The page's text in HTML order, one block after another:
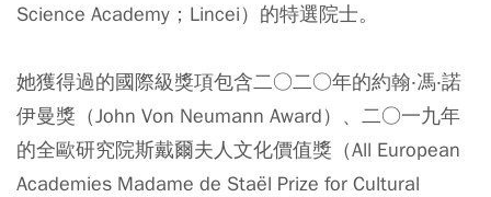
Science Academy；Lincei）的特選院士。
她獲得過的國際級獎項包含二○二○年的約翰‧馮‧諾
伊曼獎（John Von Neumann Award）、二○一九年
的全歐研究院斯戴爾夫人文化價值獎（All European
Academies Madame de Staël Prize for Cultural